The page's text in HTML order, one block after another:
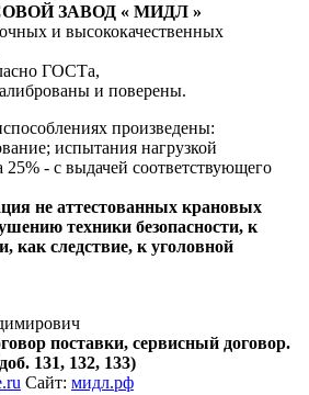
ЗАВОД « МИДЛ »
и высококачественных
ГОСТа,
и поверены.
произведены:
испытания нагрузкой
- с выдачей соответствующего
не аттестованных крановых
техники безопасности, к
как следствие, к уголовной
поставки, сервисный договор.
131, 132, 133)
Сайт: мидл.рф